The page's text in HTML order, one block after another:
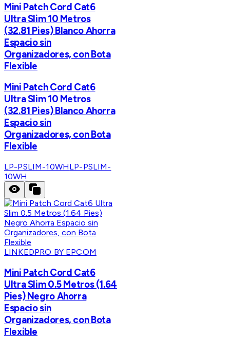
Mini Patch Cord Cat6
Ultra Slim 10 Metros
(32.81 Pies) Blanco Ahorra
Espacio sin
Organizadores, con Bota
Flexible
Mini Patch Cord Cat6
Ultra Slim 10 Metros
(32.81 Pies) Blanco Ahorra
Espacio sin
Organizadores, con Bota
Flexible
LP-PSLIM-10WHLP-PSLIM-
10WH
LINKEDPRO BY EPCOM
Mini Patch Cord Cat6
Ultra Slim 0.5 Metros (1.64
Pies) Negro Ahorra
Espacio sin
Organizadores, con Bota
Flexible